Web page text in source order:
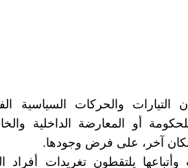
التيارات والحركات السياسية
أو المعارضة الداخلية
آخر، على فرض وجودها.
يلتقطون تغريدات أفراد